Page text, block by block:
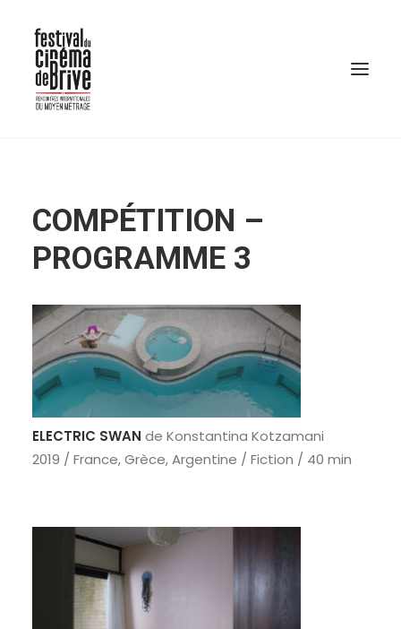
RECHERCHE
COMPÉTITION –
PROGRAMME 3
ELECTRIC SWAN de Konstantina Kotzamani
2019 / France, Grèce, Argentine / Fiction / 40 min